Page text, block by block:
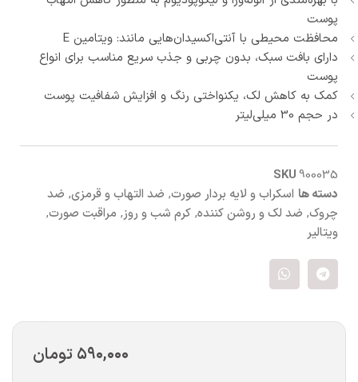
پوست
محافظت محیطی با آنتی‌اکسیدان‌هایی مانند: ویتامین E
دارای بافت سبک، بدون چربی و جذب سریع مناسب برای انواع
پوست
کمک به کاهش لک، یکنواختی رنگ و افزایش شفافیت پوست
در حجم 30 میلی‌لیتر
SKU900035
دسته ها اسکراب و لایه بردار صورت, ضد التهاب و قرمزی, ضد
چروک, ضد لک و روشن کننده, کرم شب و روز, مراقبت صورت,
ویتالیر
۵۹۰,۰۰۰ تومان